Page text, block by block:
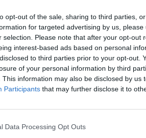
opt-out of the sale, sharing to third parties,
for targeted advertising by us,
selection. Please note that after your opt-out
interest-based ads based on personal
to third parties prior to your opt-out.
of your personal information by third
This information may also be disclosed by us
Participants that may further disclose it to
Data Processing Opt Outs